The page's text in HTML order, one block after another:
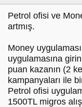
Petrol ofisi ve
artmış.
Money
uygulamasına
puan kazanın (2
kampanyaları ile
Petrol ofisi
1500TL migros